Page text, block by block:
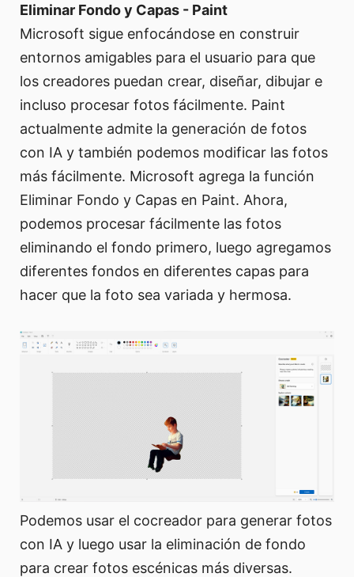
Eliminar Fondo y Capas - Paint
Microsoft sigue enfocándose en construir
entornos amigables para el usuario para que
los creadores puedan crear, diseñar, dibujar e
incluso procesar fotos fácilmente. Paint
actualmente admite la generación de fotos
con IA y también podemos modificar las fotos
más fácilmente. Microsoft agrega la función
Eliminar Fondo y Capas en Paint. Ahora,
podemos procesar fácilmente las fotos
eliminando el fondo primero, luego agregamos
diferentes fondos en diferentes capas para
hacer que la foto sea variada y hermosa.
Podemos usar el cocreador para generar fotos
con IA y luego usar la eliminación de fondo
para crear fotos escénicas más diversas.